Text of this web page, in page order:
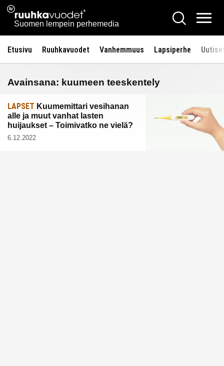
Siirry
sisältöön
Ruuhkavuodet.fi
Suomen lempein perhemedia
Hae
Etusivu Ruuhkavuodet Vanhemmuus Lapsiperhe
Avainsana: kuumeen teeskentely
LAPSET Kuumemittari vesihanan
alle ja muut vanhat lasten
huijaukset – Toimivatko ne vielä?
6.12.2022